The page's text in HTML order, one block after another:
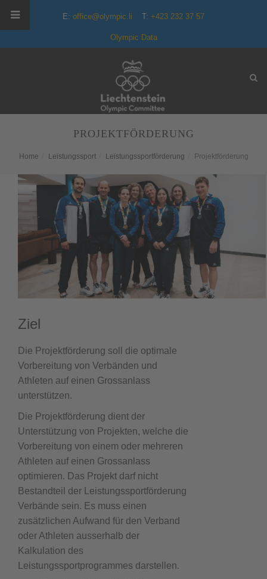
E: office@olympic.li T: +423 232 37 57
Olympic Data
PROJEKTFÖRDERUNG
Home Leistungssport Leistungssportförderung Projektförderung
Ziel
Die Projektförderung soll die optimale
Vorbereitung von Verbänden und
Athleten auf einen Grossanlass
unterstützen.
Die Projektförderung dient der
Unterstützung von Projekten, welche die
Vorbereitung von einem oder mehreren
Athleten auf einen Grossanlass
optimieren. Das Projekt darf nicht
Bestandteil der Leistungssportförderung
Verbände sein. Es muss einen
zusätzlichen Aufwand für den Verband
oder Athleten ausserhalb der
Kalkulation des
Leistungssportprogrammes darstellen.